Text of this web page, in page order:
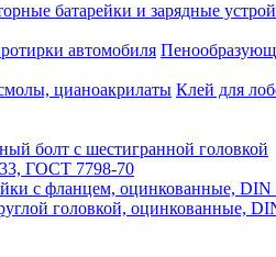
батарейки и зарядные
автомобиля
цианоакрилаты Клей для
болт с шестигранной головкой
ГОСТ 7798-70
с фланцем, оцинкованные, DIN
головкой, оцинкованные,